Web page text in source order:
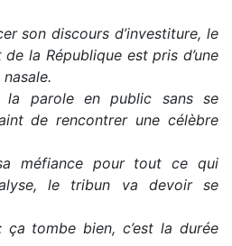
son discours d’investiture, le
la République est pris d’une
la parole en public sans se
de rencontrer une célèbre
méfiance pour tout ce qui
le tribun va devoir se
ça tombe bien, c’est la durée